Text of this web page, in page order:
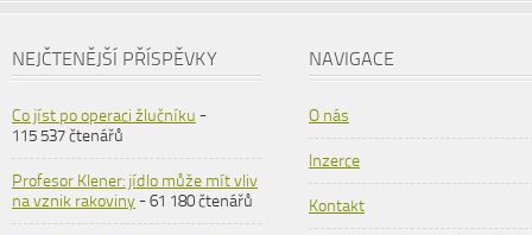
NEJČTENĚJŠÍ PŘÍSPĚVKY
Co jíst po operaci žlučníku -
115 537 čtenářů
Profesor Klener: jídlo může mít vliv
na vznik rakoviny- 61 180 čtenářů
NAVIGACE
O nás
Inzerce
Kontakt